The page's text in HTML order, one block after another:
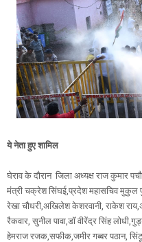
ये नेता हुए शामिल
घेराव के दौरान जिला अध्यक्ष राज कुमार
मंत्री चक्रेश सिंघई,प्रदेश महासचिव मुकुल
रेखा चौधरी,अखिलेश केशरवानी, राकेश
रैकवार, सुनील पावा,डॉ वीरेंद्र सिंह
हेमराज रजक,सफीक,जमीर गब्बर पठान,